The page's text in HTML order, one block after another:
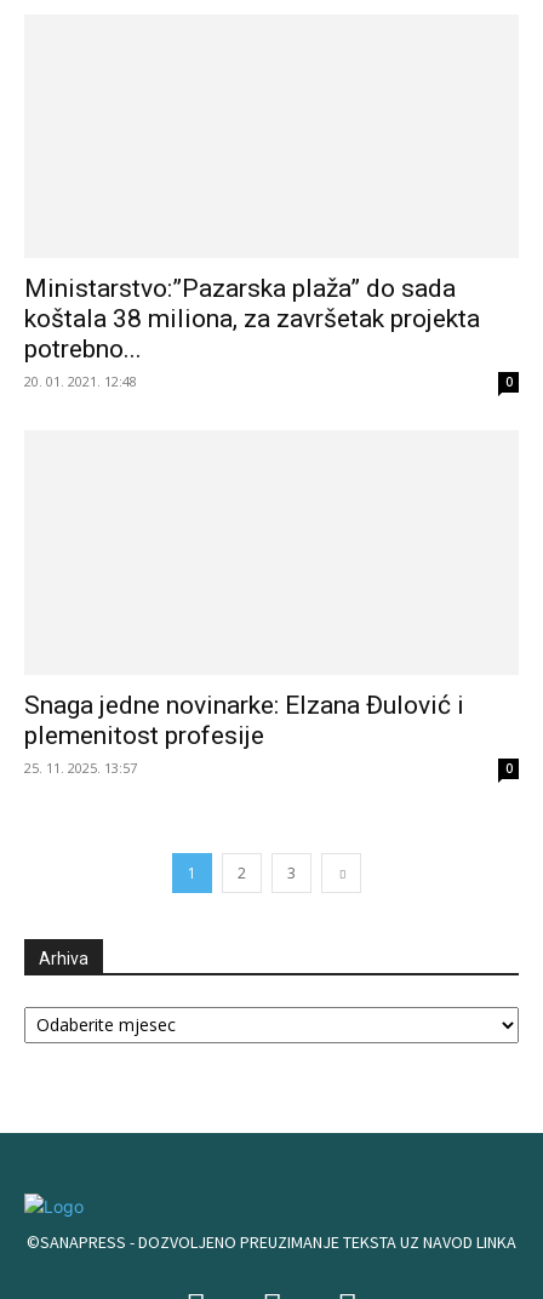
Ministarstvo:”Pazarska plaža” do sada
koštala 38 miliona, za završetak projekta
potrebno...
20. 01. 2021. 12:48 0
Snaga jedne novinarke: Elzana Đulović i
plemenitost profesije
25. 11. 2025. 13:57 0
1 2 3
Arhiva
Arhiva
©SANAPRESS - DOZVOLJENO PREUZIMANJE TEKSTA UZ NAVOD LINKA